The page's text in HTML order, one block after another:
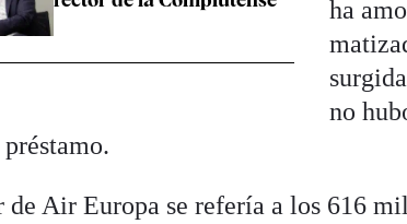
ha
no
de Air Europa se refería a los 616